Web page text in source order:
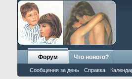
Форум
Сообщения за день Справка
Что нового?